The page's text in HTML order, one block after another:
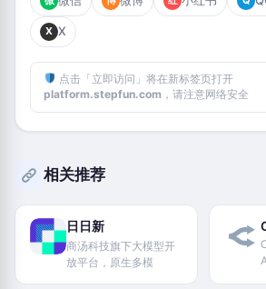
X X
点击「立即访问」将在新标签页打开
platform.stepfun.com ，请注意网络安全
相关推荐
日日新
商汤科技旗下大模型开
放平台，原生多模